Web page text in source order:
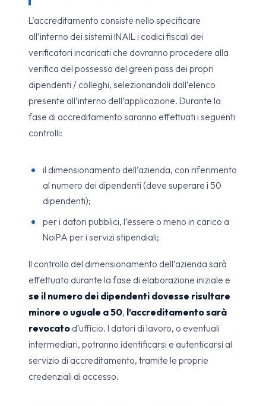
L’accreditamento consiste nello specificare
all’interno dei sistemi INAIL i codici fiscali dei
verificatori incaricati che dovranno procedere alla
verifica del possesso del green pass dei propri
dipendenti / colleghi, selezionandoli dall’elenco
presente all’interno dell’applicazione. Durante la
fase di accreditamento saranno effettuati i seguenti
controlli:
il dimensionamento dell’azienda, con riferimento
al numero dei dipendenti (deve superare i 50
dipendenti);
per i datori pubblici, l’essere o meno in carico a
NoiPA per i servizi stipendiali;
Il controllo del dimensionamento dell’azienda sarà
effettuato durante la fase di elaborazione iniziale e
se il numero dei dipendenti dovesse risultare
minore o uguale a 50, l’accreditamento sarà
revocato d’ufficio. I datori di lavoro, o eventuali
intermediari, potranno identificarsi e autenticarsi al
servizio di accreditamento, tramite le proprie
credenziali di accesso.